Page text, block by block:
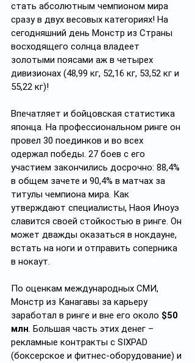
стать абсолютным чемпионом мира
сразу в двух весовых категориях! На
сегодняшний день Монстр из Страны
восходящего солнца владеет
золотыми поясами аж в четырех
дивизионах (48,99 кг, 52,16 кг, 53,52 кг и
55,22 кг)!
Впечатляет и бойцовская статистика
японца. На профессиональном ринге он
провел 30 поединков и во всех
одержал победы. 27 боев с его
участием закончились досрочно: 88,4%
в общем зачете и 90,4% в матчах за
титулы чемпиона мира. Как
утверждают специалисты, Наоя Иноуэ
славится своей стойкостью в ринге. Он
может дважды оказаться в нокдауне,
встать на ноги и отправить соперника
в нокаут.
По оценкам международных СМИ,
Монстр из Канагавы за карьеру
заработал в ринге и вне его около $50
млн. Большая часть этих денег –
рекламные контракты с SIXPAD
(боксерское и фитнес-оборудование) и